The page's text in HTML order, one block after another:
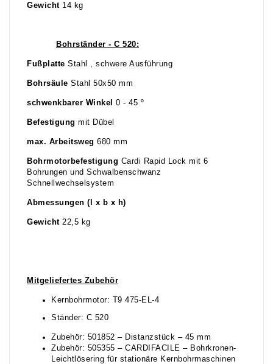
Gewicht14 kg
Bohrständer - C 520:
Fußplatte Stahl , schwere Ausführung
Bohrsäule Stahl 50x50 mm
schwenkbarer Winkel 0 - 45 º
Befestigung mit Dübel
max. Arbeitsweg 680 mm
Bohrmotorbefestigung Cardi Rapid Lock mit 6
Bohrungen und Schwalbenschwanz
Schnellwechselsystem
Abmessungen (l x b x h)
Gewicht 22,5 kg
Mitgeliefertes Zubehör
Kernbohrmotor: T9 475-EL-4
Ständer: C 520
Zubehör: 501852 – Distanzstück – 45 mm
Zubehör: 505355 – CARDIFACILE – Bohrkronen-
Leichtlösering für stationäre Kernbohrmaschinen